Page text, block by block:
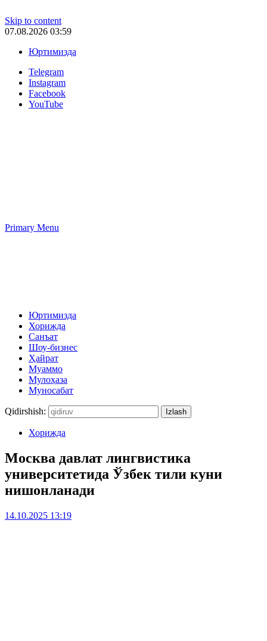
Skip to content
07.08.2026 03:59
Юртимизда
Telegram
Instagram
Facebook
YouTube
Primary Menu
Юртимизда
Хорижда
Санъат
Шоу-бизнес
Ҳайрат
Муаммо
Мулоҳаза
Муносабат
Qidirshish:
Хорижда
Москва давлат лингвистика
университетида Ўзбек тили куни
нишонланади
14.10.2025 13:19